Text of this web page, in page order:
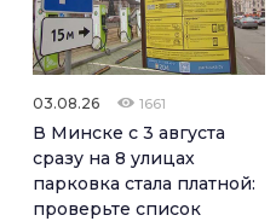
03.08.26 1661
В Минске с 3 августа
сразу на 8 улицах
парковка стала платной:
проверьте список